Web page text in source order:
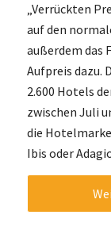
„Verrückten
auf den
außerdem das
Aufpreis dazu.
2.600 Hotels
zwischen Juli
die
Ibis oder